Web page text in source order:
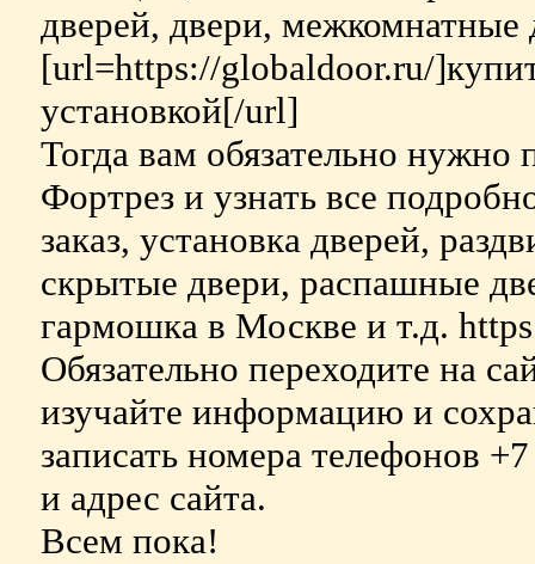
дверей, двери, межкомнатные
[url=https://globaldoor.ru/
установкой[/url]
Тогда вам обязательно нужно
Фортрез и узнать все
заказ, установка дверей,
скрытые двери, распашные
гармошка в Москве и т.д.
Обязательно переходите на
изучайте информацию и
записать номера телефонов
и адрес сайта.
Всем пока!